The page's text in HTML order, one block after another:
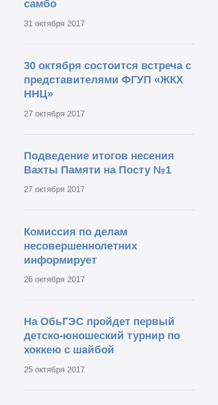
самбо
31 октября 2017
30 октября состоится встреча с
представителями ФГУП «ЖКХ
ННЦ»
27 октября 2017
Подведение итогов несения
Вахты Памяти на Посту №1
27 октября 2017
Комиссия по делам
несовершеннолетних
информирует
26 октября 2017
На ОбьГЭС пройдет первый
детско-юношеский турнир по
хоккею с шайбой
25 октября 2017